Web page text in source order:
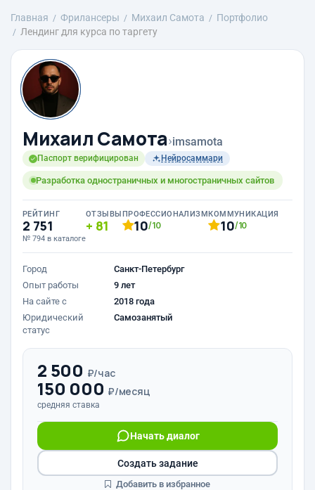
Главная Фрилансеры Михаил Самота
Портфолио
Лендинг для курса по таргету
Михаил Самота›imsamota
Паспорт верифицирован Нейросаммари
Разработка одностраничных и многостраничных сайтов
РЕЙТИНГ
2 751
№ 794 в каталоге
ОТЗЫВЫ
81
ПРОФЕССИОНАЛИЗМ
10/10
КОММУНИКАЦИЯ
10/10
Город
Санкт-Петербург
Опыт работы
9 лет
На сайте с
2018 года
Юридический
статус
Самозанятый
2 500 ₽/час
150 000 ₽/месяц
средняя ставка
Начать диалог
Создать задание
Добавить в избранное